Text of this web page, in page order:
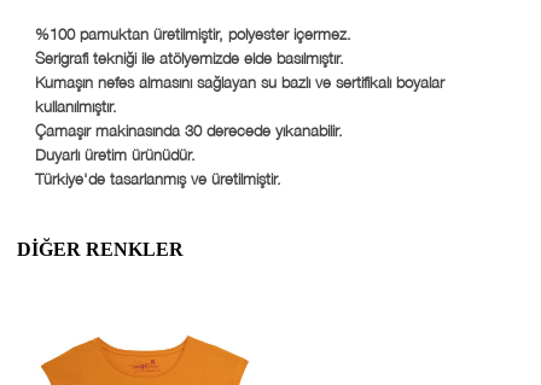
%100 pamuktan üretilmiştir, polyester içermez.
Serigrafi tekniği ile atölyemizde elde basılmıştır.
Kumaşın nefes almasını sağlayan su bazlı ve sertifikalı boyalar
kullanılmıştır.
Çamaşır makinasında 30 derecede yıkanabilir.
Duyarlı üretim ürünüdür.
Türkiye'de tasarlanmış ve üretilmiştir.
DIĞER RENKLER